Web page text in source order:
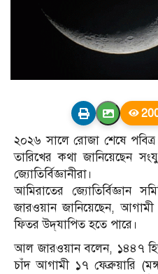
২০২৬ সালে রোজা শেষে
তারিখের কথা জানিয়েছেন
জ্যোতির্বিজ্ঞানীরা।
আমিরাতের জ্যোতির্বিজ্ঞান
জারওয়ান জানিয়েছেন,
ফিতর উদ্‌যাপিত হতে পারে।
আল জারওয়ান বলেন, ১৪৪৭
চাঁদ আগামী ১৭ ফেব্রুয়ারি